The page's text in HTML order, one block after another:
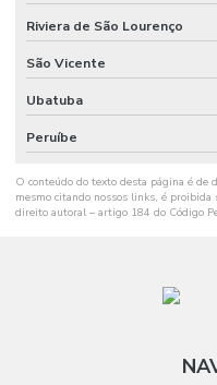
Riviera de São Lourenço
São Vicente
Ubatuba
Peruíbe
O conteúdo do texto desta página é de
mesmo citando nossos links, é proibida
direito autoral – artigo 184 do Código